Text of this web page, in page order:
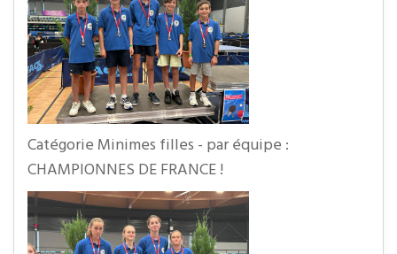
Catégorie Minimes filles - par équipe :
CHAMPIONNES DE FRANCE !